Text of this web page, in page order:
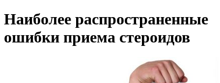
Наиболее распространенные
ошибки приема стероидов